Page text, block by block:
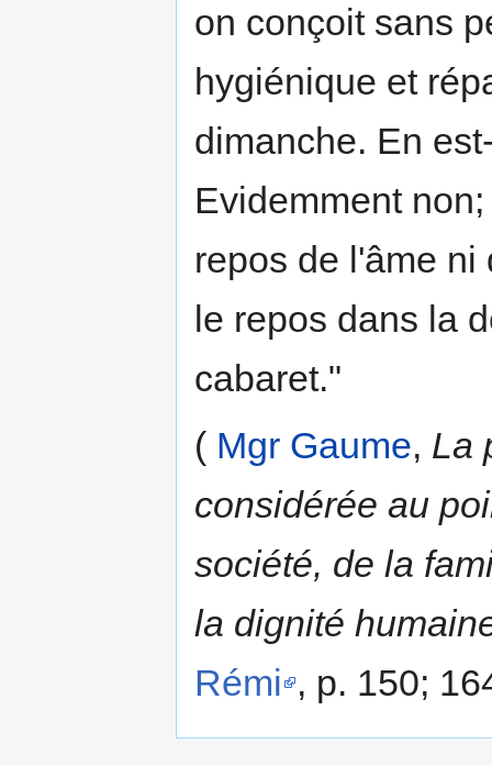
on conçoit sans
hygiénique et
dimanche. En
Evidemment
repos de l'âme ni
le repos dans la
cabaret."
( Mgr Gaume, La
considérée au
société, de la
la dignité
Rémi , p. 150;